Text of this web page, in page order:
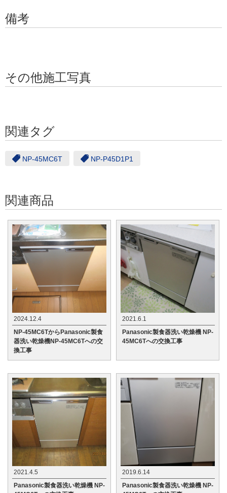
備考
その他施工写真
関連タグ
NP-45MC6T NP-P45D1P1
関連商品
2024.12.4
NP-45MC6TからPanasonic製食
器洗い乾燥機NP-45MC6Tへの交
換工事
2021.6.1
Panasonic製食器洗い乾燥機 NP-
45MC6Tへの交換工事
2021.4.5
Panasonic製食器洗い乾燥機 NP-
2019.6.14
Panasonic製食器洗い乾燥機 NP-